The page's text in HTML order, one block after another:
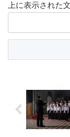
上に表示された